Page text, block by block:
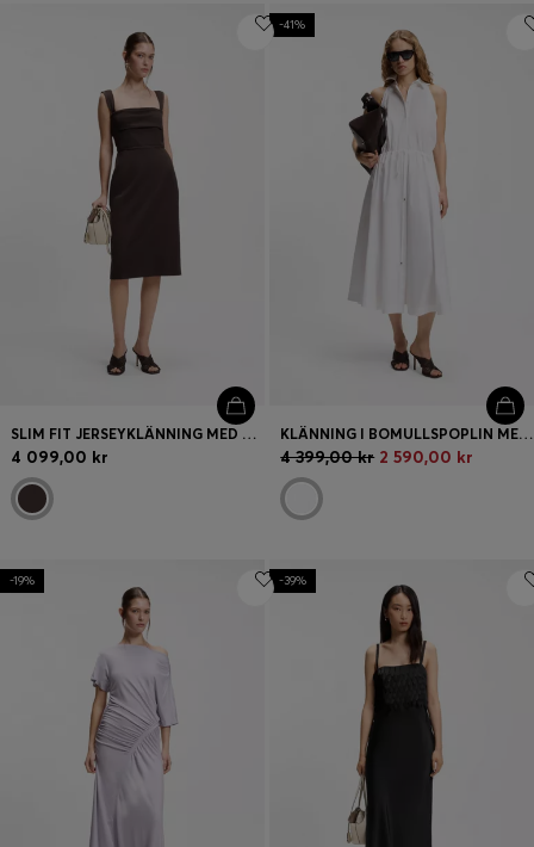
SLIM FIT JERSEYKLÄNNING MED LAGERDETALJ
4 099,00 kr
-41%
KLÄNNING I BOMULLSPOPLIN MED DRAGSKO I MIDJAN
4 399,00 kr 2 590,00 kr
-19% -39%